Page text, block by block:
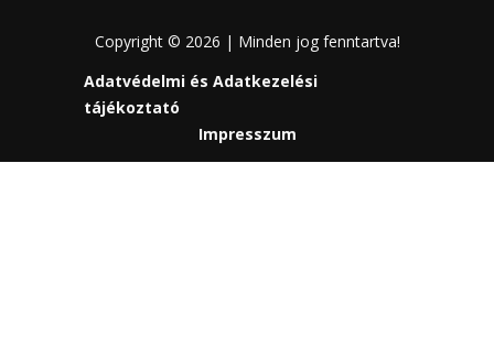
Copyright © 2026 | Minden jog fenntartva!
Adatvédelmi és Adatkezelési
tájékoztató
Impresszum